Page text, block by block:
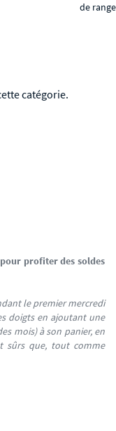
de
catégorie.
pour profiter des soldes
le premier mercredi
doigts en ajoutant une
mois) à son panier, en
sûrs que, tout comme